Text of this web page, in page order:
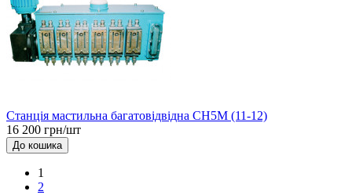
Станція мастильна багатовідвідна СН5М (11-12)
16 200 грн/шт
До кошика
1
2